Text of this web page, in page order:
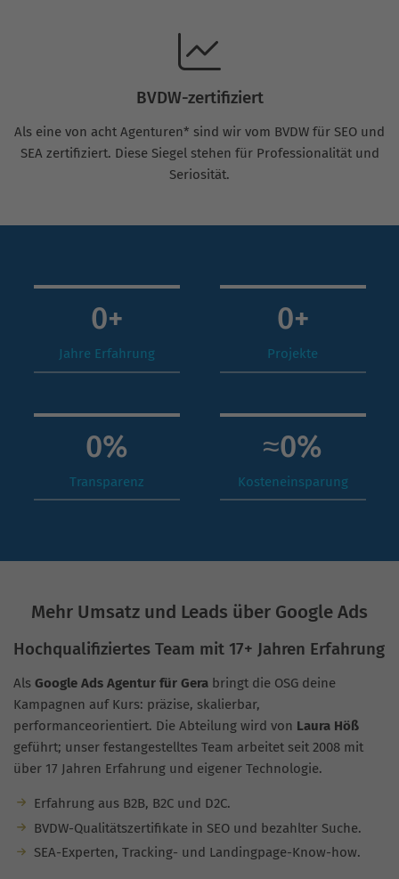
BVDW-zertifiziert
Als eine von acht Agenturen* sind wir vom BVDW für SEO und
SEA zertifiziert. Diese Siegel stehen für Professionalität und
Seriosität.
0+
Jahre Erfahrung
0+
Projekte
0%
Transparenz
≈0%
Kosteneinsparung
Mehr Umsatz und Leads über Google Ads
Hochqualifiziertes Team mit 17+ Jahren Erfahrung
Als Google Ads Agentur für Gera bringt die OSG deine
Kampagnen auf Kurs: präzise, skalierbar,
performanceorientiert. Die Abteilung wird von Laura Höß
geführt; unser festangestelltes Team arbeitet seit 2008 mit
über 17 Jahren Erfahrung und eigener Technologie.
Erfahrung aus B2B, B2C und D2C.
BVDW-Qualitätszertifikate in SEO und bezahlter Suche.
SEA-Experten, Tracking- und Landingpage-Know-how.